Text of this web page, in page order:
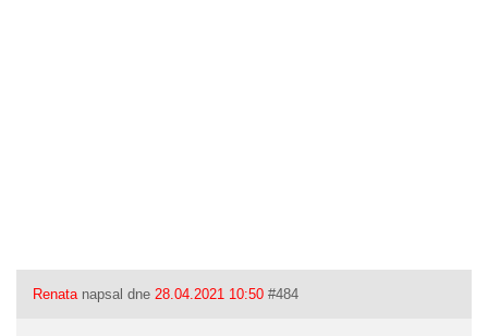
Renatanapsal dne28.04.2021 10:50 #484